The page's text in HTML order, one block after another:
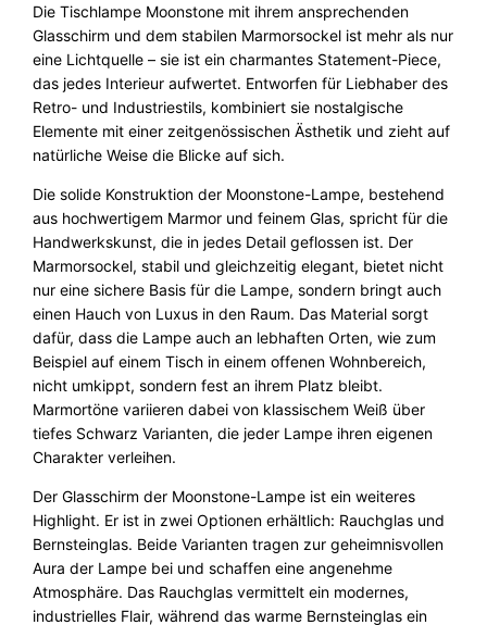
t
e
M
o
o
n
s
o
n
e
M
e
n
g
e
Die Tischlampe Moonstone mit ihrem ansprechenden
Glasschirm und dem stabilen Marmorsockel ist mehr als nur
eine Lichtquelle – sie ist ein charmantes Statement-Piece,
das jedes Interieur aufwertet. Entworfen für Liebhaber des
Retro- und Industriestils, kombiniert sie nostalgische
Elemente mit einer zeitgenössischen Ästhetik und zieht auf
natürliche Weise die Blicke auf sich.
Die solide Konstruktion der Moonstone-Lampe, bestehend
aus hochwertigem Marmor und feinem Glas, spricht für die
Handwerkskunst, die in jedes Detail geflossen ist. Der
Marmorsockel, stabil und gleichzeitig elegant, bietet nicht
nur eine sichere Basis für die Lampe, sondern bringt auch
einen Hauch von Luxus in den Raum. Das Material sorgt
dafür, dass die Lampe auch an lebhaften Orten, wie zum
Beispiel auf einem Tisch in einem offenen Wohnbereich,
nicht umkippt, sondern fest an ihrem Platz bleibt.
Marmortöne variieren dabei von klassischem Weiß über
tiefes Schwarz Varianten, die jeder Lampe ihren eigenen
Charakter verleihen.
Der Glasschirm der Moonstone-Lampe ist ein weiteres
Highlight. Er ist in zwei Optionen erhältlich: Rauchglas und
Bernsteinglas. Beide Varianten tragen zur geheimnisvollen
Aura der Lampe bei und schaffen eine angenehme
Atmosphäre. Das Rauchglas vermittelt ein modernes,
industrielles Flair, während das warme Bernsteinglas ein